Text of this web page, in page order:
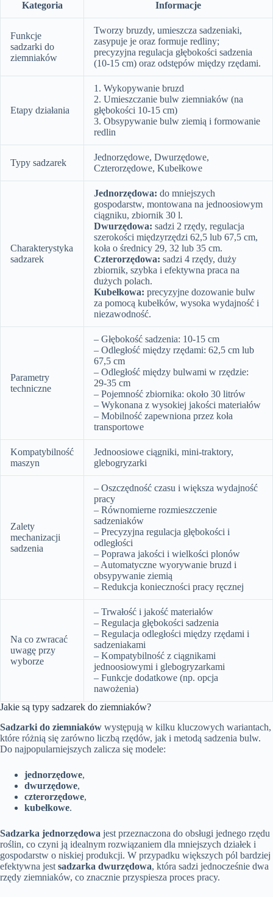
Kategoria Informacje
Funkcje
sadzarki do
ziemniaków
Tworzy bruzdy, umieszcza sadzeniaki,
zasypuje je oraz formuje redliny;
precyzyjna regulacja głębokości sadzenia
(10-15 cm) oraz odstępów między rzędami.
Etapy działania
1. Wykopywanie bruzd
2. Umieszczanie bulw ziemniaków (na
głębokości 10-15 cm)
3. Obsypywanie bulw ziemią i formowanie
redlin
Typy sadzarek
Jednorzędowe, Dwurzędowe,
Czterorzędowe, Kubełkowe
Charakterystyka
sadzarek
Jednorzędowa: do mniejszych
gospodarstw, montowana na jednoosiowym
ciągniku, zbiornik 30 l.
Dwurzędowa: sadzi 2 rzędy, regulacja
szerokości międzyrzędzi 62,5 lub 67,5 cm,
koła o średnicy 29, 32 lub 35 cm.
Czterorzędowa: sadzi 4 rzędy, duży
zbiornik, szybka i efektywna praca na
dużych polach.
Kubełkowa: precyzyjne dozowanie bulw
za pomocą kubełków, wysoka wydajność i
niezawodność.
Parametry
techniczne
– Głębokość sadzenia: 10-15 cm
– Odległość między rzędami: 62,5 cm lub
67,5 cm
– Odległość między bulwami w rzędzie:
29-35 cm
– Pojemność zbiornika: około 30 litrów
– Wykonana z wysokiej jakości materiałów
– Mobilność zapewniona przez koła
transportowe
Kompatybilność
maszyn
Jednoosiowe ciągniki, mini-traktory,
glebogryzarki
Zalety
mechanizacji
sadzenia
– Oszczędność czasu i większa wydajność
pracy
– Równomierne rozmieszczenie
sadzeniaków
– Precyzyjna regulacja głębokości i
odległości
– Poprawa jakości i wielkości plonów
– Automatyczne wyorywanie bruzd i
obsypywanie ziemią
– Redukcja konieczności pracy ręcznej
Na co zwracać
uwagę przy
wyborze
– Trwałość i jakość materiałów
– Regulacja głębokości sadzenia
– Regulacja odległości między rzędami i
sadzeniakami
– Kompatybilność z ciągnikami
jednoosiowymi i glebogryzarkami
– Funkcje dodatkowe (np. opcja
nawożenia)
Jakie są typy sadzarek do ziemniaków?
Sadzarki do ziemniaków występują w kilku kluczowych wariantach,
które różnią się zarówno liczbą rzędów, jak i metodą sadzenia bulw.
Do najpopularniejszych zalicza się modele:
jednorzędowe,
dwurzędowe,
czterorzędowe,
kubełkowe.
Sadzarka jednorzędowa jest przeznaczona do obsługi jednego rzędu
roślin, co czyni ją idealnym rozwiązaniem dla mniejszych działek i
gospodarstw o niskiej produkcji. W przypadku większych pól bardziej
efektywna jest sadzarka dwurzędowa, która sadzi jednocześnie dwa
rzędy ziemniaków, co znacznie przyspiesza proces pracy.